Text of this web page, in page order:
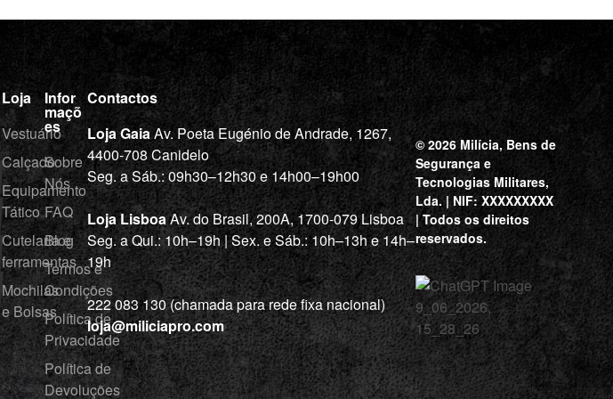
Loja
Vestuário
Calçado
Equipamento
Tático
Cutelaria e
ferramentas
Mochilas
e Bolsas
Infor
maçõ
es
Sobre
Nós
FAQ
Blog
Termos e
Condições
Política de
Privacidade
Política de
Devoluções
Contactos
Loja GaiaAv. Poeta Eugénio de Andrade, 1267,
4400-708 Canidelo
Seg. a Sáb.: 09h30–12h30 e 14h00–19h00
Loja LisboaAv. do Brasil, 200A, 1700-079 Lisboa
Seg. a Qui.: 10h–19h | Sex. e Sáb.: 10h–13h e 14h–
19h
222 083 130 (chamada para rede fixa nacional)
loja@miliciapro.com
© 2026 Milícia, Bens de
Segurança e
Tecnologias Militares,
Lda. | NIF: XXXXXXXXX
| Todos os direitos
reservados.